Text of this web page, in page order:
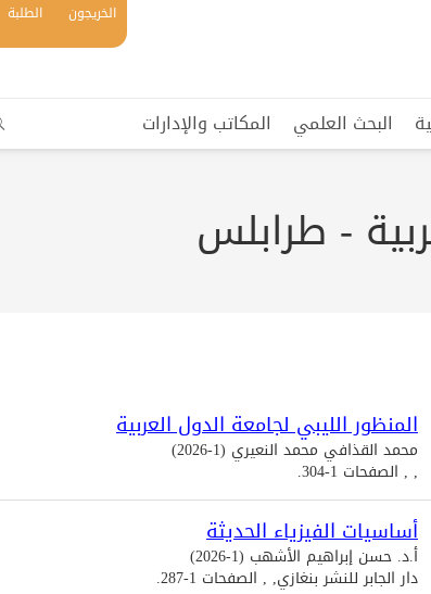
الخريجون الطلبة
البحث العلمي المكاتب والإدارات
- طرابلس
المنظور الليبي لجامعة الدول العربية
محمد القذافي محمد النعيري (1-2026)
, , الصفحات 1-304.
أساسيات الفيزياء الحديثة
أ.د. حسن إبراهيم الأشهب (1-2026)
دار الجابر للنشر بنغازي, , الصفحات 1-287.